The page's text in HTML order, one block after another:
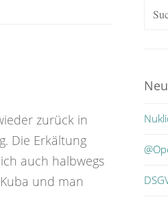
zurück in
Die Erkältung
auch halbwegs
und man